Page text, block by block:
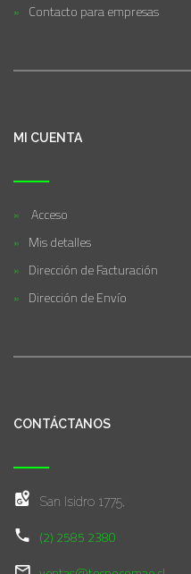
Contacto para empresas
MI CUENTA
Acceso
Mis detalles
Dirección de Facturación
Dirección de Envío
CONTÁCTANOS
San Isidro 1775,
(2) 2585 2380